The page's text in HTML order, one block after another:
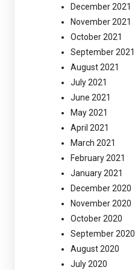
December 2021
November 2021
October 2021
September 2021
August 2021
July 2021
June 2021
May 2021
April 2021
March 2021
February 2021
January 2021
December 2020
November 2020
October 2020
September 2020
August 2020
July 2020